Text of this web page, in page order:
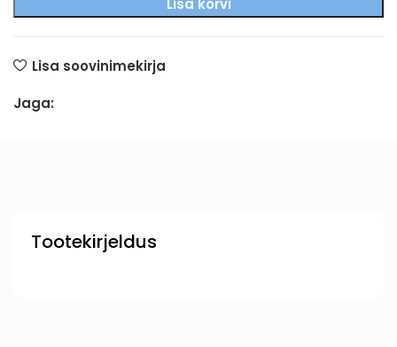
Lisa korvi
Lisa soovinimekirja
Jaga:
Tootekirjeldus